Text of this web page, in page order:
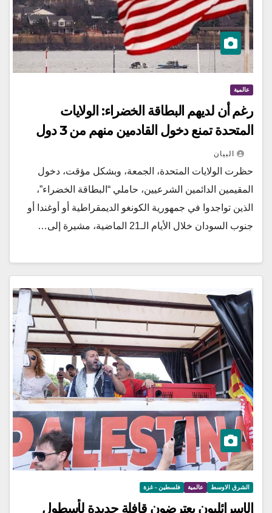
عالمية
رغم أن لديهم البطاقة الخضراء: الولايات
المتحدة تمنع دخول القادمين منهم من 3 دول
البيان
حظرت الولايات المتحدة، الجمعة، وبشكل مؤقت، دخول
المقيمين الدائمين الشرعيين، حاملي “البطاقة الخضراء”،
الذين تواجدوا ⁠في جمهورية الكونغو الديمقراطية أو أوغندا أو
جنوب السودان خلال الأيام الـ21 الماضية، مشيرة إلى…
الشرق الاوسط عالمية فلسطين - غزة
الإسرائليون يعترضون قافلة جديدة لأسطول